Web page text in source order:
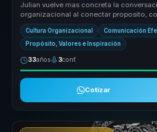
Julian vuelve mas concreta la
organizacional al conectar proposito,
con decisiones p...
Cultura Organizacional Comunicación
Propósito, Valores e Inspiración
33años 3conf.
Cotizar